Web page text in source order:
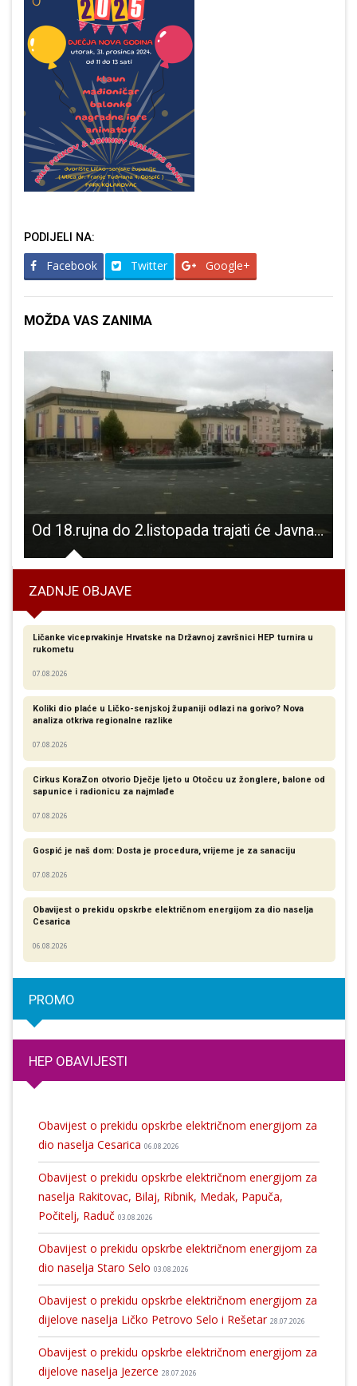
PODIJELI NA:
Facebook Twitter Google+
MOŽDA VAS ZANIMA
Velika i humana srca u Božićno vrijeme
ZADNJE OBJAVE
Ličanke viceprvakinje Hrvatske na Državnoj završnici HEP turnira u
rukometu
07.08.2026
Koliki dio plaće u Ličko-senjskoj županiji odlazi na gorivo? Nova
analiza otkriva regionalne razlike​
07.08.2026
Cirkus KoraZon otvorio Dječje ljeto u Otočcu uz žonglere, balone od
sapunice i radionicu za najmlađe
07.08.2026
Gospić je naš dom: Dosta je procedura, vrijeme je za sanaciju
07.08.2026
Obavijest o prekidu opskrbe električnom energijom za dio naselja
Cesarica
06.08.2026
PROMO
HEP OBAVIJESTI
Obavijest o prekidu opskrbe električnom energijom za
dio naselja Cesarica 06.08.2026
Obavijest o prekidu opskrbe električnom energijom za
naselja Rakitovac, Bilaj, Ribnik, Medak, Papuča,
Počitelj, Raduč 03.08.2026
Obavijest o prekidu opskrbe električnom energijom za
dio naselja Staro Selo 03.08.2026
Obavijest o prekidu opskrbe električnom energijom za
dijelove naselja Ličko Petrovo Selo i Rešetar 28.07.2026
Obavijest o prekidu opskrbe električnom energijom za
dijelove naselja Jezerce 28.07.2026